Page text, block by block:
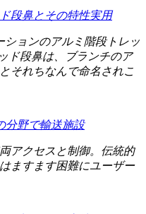
段鼻とその特性実用
ションのアルミ階段トレッ
ド段鼻は、ブランチのア
それちなんで命名されこ
分野で輸送施設
アクセスと制御。伝統的
ますます困難にユーザー